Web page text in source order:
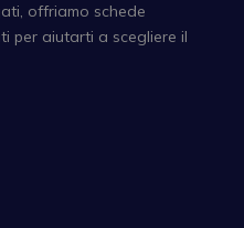
offriamo schede
per aiutarti a scegliere il